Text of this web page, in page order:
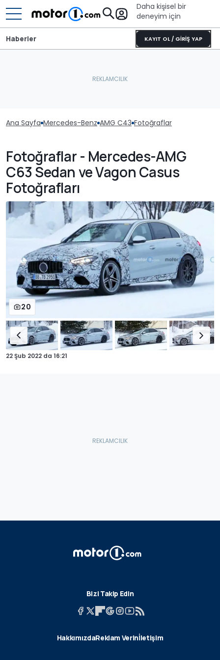
Daha kişisel bir
deneyim için
KAYIT OL / GİRİŞ YAP
Haberler
Ana Sayfa Mercedes-Benz AMG C43 Fotoğraflar
Fotoğraflar - Mercedes-AMG
C63 Sedan ve Vagon Casus
Fotoğrafları
20
22 Şub 2022 da 16:21
Bizi Takip Edin
HakkımızdaReklam Verinİletişim